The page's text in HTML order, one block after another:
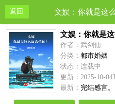
返回 文娱：你就是这
文娱：你就是
作者：武剑仙
分类：都市婚姻
状态：连载中
更新：2025-10-
最新： 完结感言。